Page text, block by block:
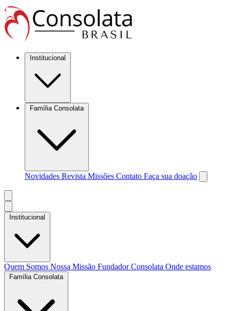
Institucional
Família Consolata
Novidades Revista Missões Contato Faça sua doação
Institucional
Quem Somos Nossa Missão FundadorConsolata Onde estamos
Família Consolata